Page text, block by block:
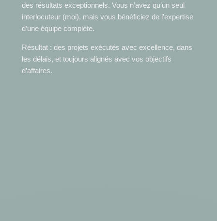
des résultats exceptionnels. Vous n’avez qu’un seul
interlocuteur (moi), mais vous bénéficiez de l’expertise
d’une équipe complète.
Résultat : des projets exécutés avec excellence, dans
les délais, et toujours alignés avec vos objectifs
d’affaires.